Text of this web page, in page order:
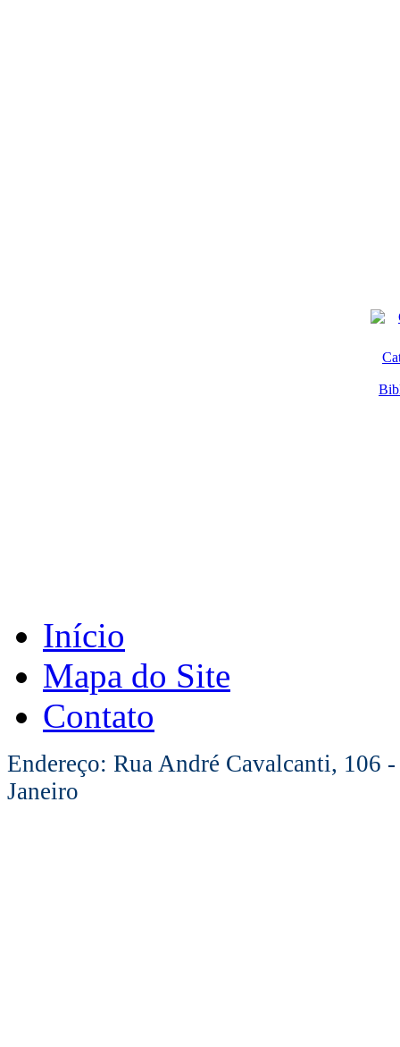
Início
Mapa do Site
Contato
Endereço: Rua André Cavalcanti, 106
Janeiro